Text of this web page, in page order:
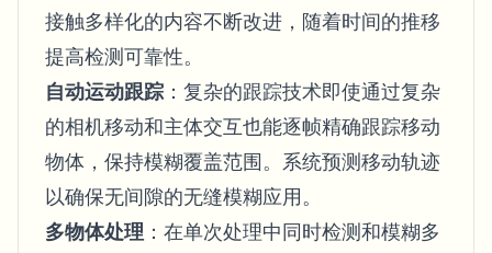
接触多样化的内容不断改进，随着时间的推移
提高检测可靠性。
自动运动跟踪 ：复杂的跟踪技术即使通过复杂
的相机移动和主体交互也能逐帧精确跟踪移动
物体，保持模糊覆盖范围。系统预测移动轨迹
以确保无间隙的无缝模糊应用。
多物体处理 ：在单次处理中同时检测和模糊多